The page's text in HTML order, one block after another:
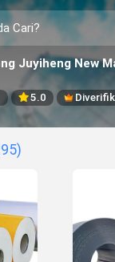
Juyiheng New
5.0